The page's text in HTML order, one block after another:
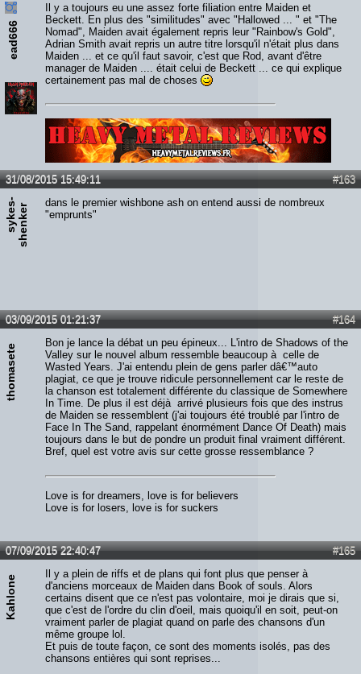
ead666
Il y a toujours eu une assez forte filiation entre Maiden et
Beckett. En plus des "similitudes" avec "Hallowed ... " et "The
Nomad", Maiden avait également repris leur "Rainbow's Gold",
Adrian Smith avait repris un autre titre lorsqu'il n'était plus dans
Maiden ... et ce qu'il faut savoir, c'est que Rod, avant d'être
manager de Maiden .... était celui de Beckett ... ce qui explique
certainement pas mal de choses
Lien :http://heavymetalreviews.fr/
#163
31/08/2015 15:49:11
s
y
k
e
s
-
s
h
e
n
k
er
dans le premier wishbone ash on entend aussi de nombreux
"emprunts"
#164
03/09/2015 01:21:37
thomasete
Bon je lance la débat un peu épineux... L'intro de Shadows of the
Valley sur le nouvel album ressemble beaucoup à celle de
Wasted Years. J'ai entendu plein de gens parler dâ€™auto
plagiat, ce que je trouve ridicule personnellement car le reste de
la chanson est totalement différente du classique de Somewhere
In Time. De plus il est déjà arrivé plusieurs fois que des instrus
de Maiden se ressemblent (j'ai toujours été troublé par l'intro de
Face In The Sand, rappelant énormément Dance Of Death) mais
toujours dans le but de pondre un produit final vraiment différent.
Bref, quel est votre avis sur cette grosse ressemblance ?
Love is for dreamers, love is for believers
Love is for losers, love is for suckers
#165
07/09/2015 22:40:47
Kahlone
Il y a plein de riffs et de plans qui font plus que penser à
d'anciens morceaux de Maiden dans Book of souls. Alors
certains disent que ce n'est pas volontaire, moi je dirais que si,
que c'est de l'ordre du clin d'oeil, mais quoiqu'il en soit, peut-on
vraiment parler de plagiat quand on parle des chansons d'un
même groupe lol.
Et puis de toute façon, ce sont des moments isolés, pas des
chansons entières qui sont reprises...